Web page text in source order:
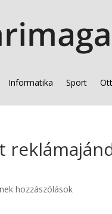
Informatika Sport
hozzászólások